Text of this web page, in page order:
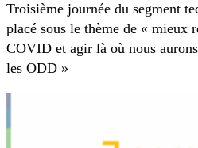
Troisième journée du segment
placé sous le thème de « mieux
COVID et agir là où nous
les ODD »